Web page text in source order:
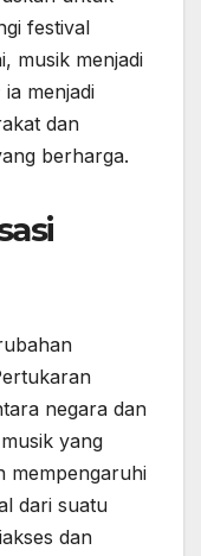
festival
musik menjadi
menjadi
dan
berharga.
negara dan
yang
mempengaruhi
dari suatu
dan